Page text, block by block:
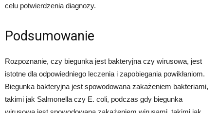
celu potwierdzenia diagnozy.
Podsumowanie
Rozpoznanie, czy biegunka jest bakteryjna czy wirusowa, jest
istotne dla odpowiedniego leczenia i zapobiegania powikłaniom.
Biegunka bakteryjna jest spowodowana zakażeniem bakteriami,
takimi jak Salmonella czy E. coli, podczas gdy biegunka